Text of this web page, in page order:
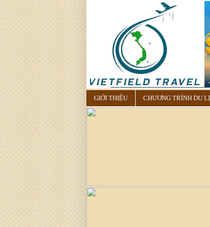
GIỚI THIỆU CHƯƠNG TRÌNH DU